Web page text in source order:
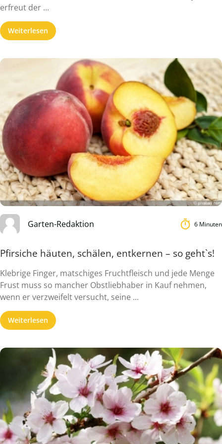
erfreut der ...
Weiterlesen
Garten-Redaktion 6 Minuten
Pfirsiche häuten, schälen, entkernen – so geht`s!
Klebrige Finger, matschiges Fruchtfleisch und jede Menge
Frust muss so mancher Obstliebhaber in Kauf nehmen,
wenn er verzweifelt versucht, seine ...
Weiterlesen